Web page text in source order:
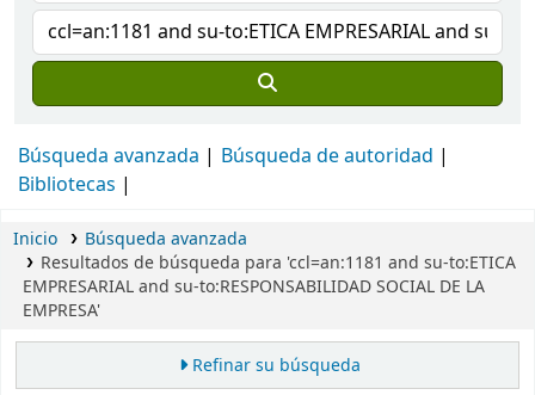
Búsqueda avanzada
Búsqueda de autoridad
Bibliotecas
Inicio
Búsqueda avanzada
Resultados de búsqueda para 'ccl=an:1181 and su-to:ETICA
EMPRESARIAL and su-to:RESPONSABILIDAD SOCIAL DE LA
EMPRESA'
Refinar su búsqueda